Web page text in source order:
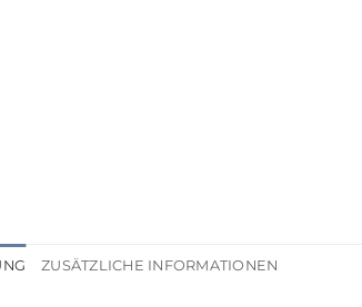
ZUSÄTZLICHE INFORMATIONEN